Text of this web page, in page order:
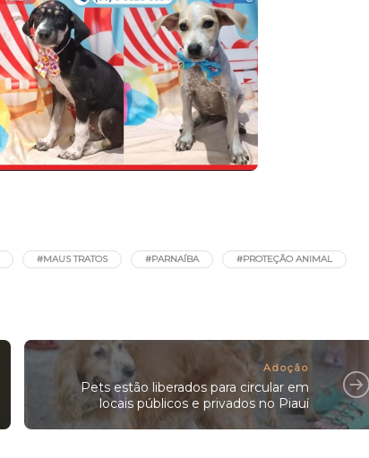
#MAUS TRATOS #PARNAÍBA #PROTEÇÃO ANIMAL
Adoção
Pets estão liberados para circular em
locais públicos e privados no Piauí